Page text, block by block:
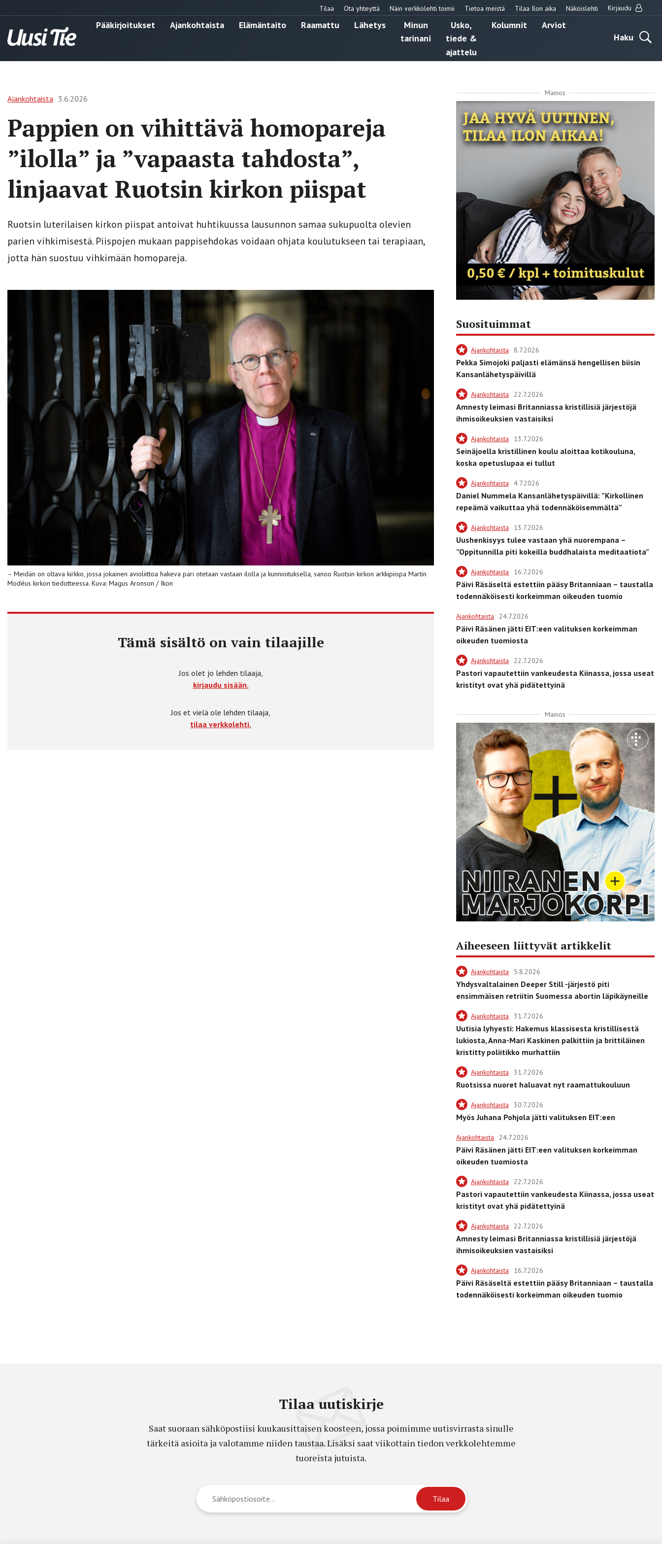
Tilaa Ota yhteyttä Näin verkkolehti toimii Tietoa meistä Tilaa Ilon aika Näköislehti Kirjaudu
Pääkirjoitukset Ajankohtaista Elämäntaito Raamattu Lähetys
Minun
tarinani
Usko,
tiede &
ajattelu
Kolumnit
Arviot
Haku
Ajankohtaista 3.6.2026
Pappien on vihittävä homopareja
”ilolla” ja ”vapaasta tahdosta”,
linjaavat Ruotsin kirkon piispat
Ruotsin luterilaisen kirkon piispat antoivat huhtikuussa lausunnon samaa sukupuolta olevien
parien vihkimisestä. Piispojen mukaan pappisehdokas voidaan ohjata koulutukseen tai terapiaan,
jotta hän suostuu vihkimään homopareja.
– Meidän on oltava kirkko, jossa jokainen avioliittoa hakeva pari otetaan vastaan ilolla ja kunnioituksella, sanoo Ruotsin kirkon arkkipiispa Martin
Modéus kirkon tiedotteessa. Kuva: Magus Aronson / Ikon
Tämä sisältö on vain tilaajille
Jos olet jo lehden tilaaja,
kirjaudu sisään.
Jos et vielä ole lehden tilaaja,
tilaa verkkolehti.
Mainos
Suosituimmat
Ajankohtaista 8.7.2026
Pekka Simojoki paljasti elämänsä hengellisen biisin
Kansanlähetyspäivillä
Ajankohtaista 22.7.2026
Amnesty leimasi Britanniassa kristillisiä järjestöjä
ihmisoikeuksien vastaisiksi
Ajankohtaista 13.7.2026
Seinäjoella kristillinen koulu aloittaa kotikouluna,
koska opetuslupaa ei tullut
Ajankohtaista 4.7.2026
Daniel Nummela Kansanlähetyspäivillä: ”Kirkollinen
repeämä vaikuttaa yhä todennäköisemmältä”
Ajankohtaista 13.7.2026
Uushenkisyys tulee vastaan yhä nuorempana –
”Oppitunnilla piti kokeilla buddhalaista meditaatiota”
Ajankohtaista 16.7.2026
Päivi Räsäseltä estettiin pääsy Britanniaan – taustalla
todennäköisesti korkeimman oikeuden tuomio
Ajankohtaista 24.7.2026
Päivi Räsänen jätti EIT:een valituksen korkeimman
oikeuden tuomiosta
Ajankohtaista 22.7.2026
Pastori vapautettiin vankeudesta Kiinassa, jossa useat
kristityt ovat yhä pidätettyinä
Mainos
Aiheeseen liittyvät artikkelit
Ajankohtaista 5.8.2026
Yhdysvaltalainen Deeper Still -järjestö piti
ensimmäisen retriitin Suomessa abortin läpikäyneille
Ajankohtaista 31.7.2026
Uutisia lyhyesti: Hakemus klassisesta kristillisestä
lukiosta, Anna-Mari Kaskinen palkittiin ja brittiläinen
kristitty poliitikko murhattiin
Ajankohtaista 31.7.2026
Ruotsissa nuoret haluavat nyt raamattukouluun
Ajankohtaista 30.7.2026
Myös Juhana Pohjola jätti valituksen EIT:een
Ajankohtaista 24.7.2026
Päivi Räsänen jätti EIT:een valituksen korkeimman
oikeuden tuomiosta
Ajankohtaista 22.7.2026
Pastori vapautettiin vankeudesta Kiinassa, jossa useat
kristityt ovat yhä pidätettyinä
Ajankohtaista 22.7.2026
Amnesty leimasi Britanniassa kristillisiä järjestöjä
ihmisoikeuksien vastaisiksi
Ajankohtaista 16.7.2026
Päivi Räsäseltä estettiin pääsy Britanniaan – taustalla
todennäköisesti korkeimman oikeuden tuomio
Tilaa uutiskirje
Saat suoraan sähköpostiisi kuukausittaisen koosteen, jossa poimimme uutisvirrasta sinulle
tärkeitä asioita ja valotamme niiden taustaa. Lisäksi saat viikottain tiedon verkkolehtemme
tuoreista jutuista.